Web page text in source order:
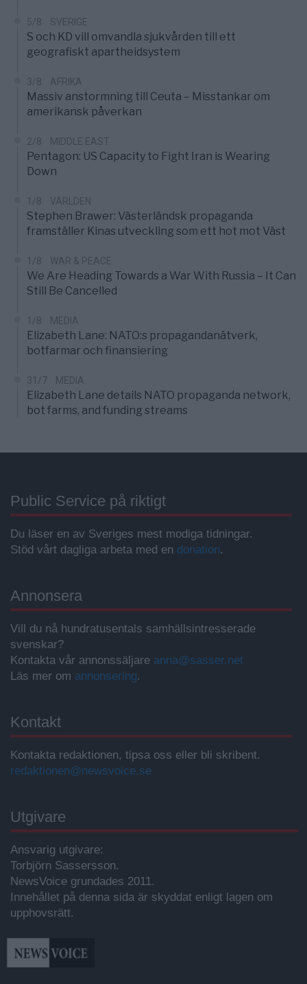
5/8 SVERIGE
S och KD vill omvandla sjukvården till ett
geografiskt apartheidsystem
3/8 AFRIKA
Massiv anstormning till Ceuta – Misstankar om
amerikansk påverkan
2/8 MIDDLE EAST
Pentagon: US Capacity to Fight Iran is Wearing
Down
1/8 VÄRLDEN
Stephen Brawer: Västerländsk propaganda
framställer Kinas utveckling som ett hot mot Väst
1/8 WAR & PEACE
We Are Heading Towards a War With Russia – It Can
Still Be Cancelled
1/8 MEDIA
Elizabeth Lane: NATO:s propagandanätverk,
botfarmar och finansiering
31/7 MEDIA
Elizabeth Lane details NATO propaganda network,
bot farms, and funding streams
Public Service på riktigt
Du läser en av Sveriges mest modiga tidningar.
Stöd vårt dagliga arbeta med en donation.
Annonsera
Vill du nå hundratusentals samhällsintresserade
svenskar?
Kontakta vår annonssäljare anna@sasser.net
Läs mer om annonsering.
Kontakt
Kontakta redaktionen, tipsa oss eller bli skribent.
redaktionen@newsvoice.se
Utgivare
Ansvarig utgivare:
Torbjörn Sassersson.
NewsVoice grundades 2011.
Innehållet på denna sida är skyddat enligt lagen om
upphovsrätt.